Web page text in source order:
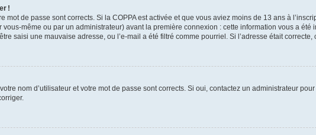
!
mot de passe sont corrects. Si la COPPA est activée et que vous aviez moins de 13 ans à
même ou par un administrateur) avant la première connexion : cette information vous a été
saisi une mauvaise adresse, ou l’e-mail a été filtré comme pourriel. Si l’adresse était correcte,
nom d’utilisateur et votre mot de passe sont corrects. Si oui, contactez un administrateur